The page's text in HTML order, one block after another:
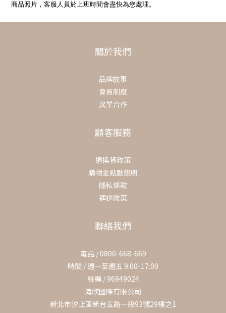
商品照片，客服人員於上班時間會盡快為您處理。
關於我們
品牌故事
會員制度
異業合作
顧客服務
退換貨政策
購物金點數說明
隱私條款
運送政策
聯絡我們
電話 / 0800-668-669
時間 / 週一至週五 9:00-17:00
統編 / 96949024
海欣國際有限公司
新北市汐止區新台五路一段93號29樓之1